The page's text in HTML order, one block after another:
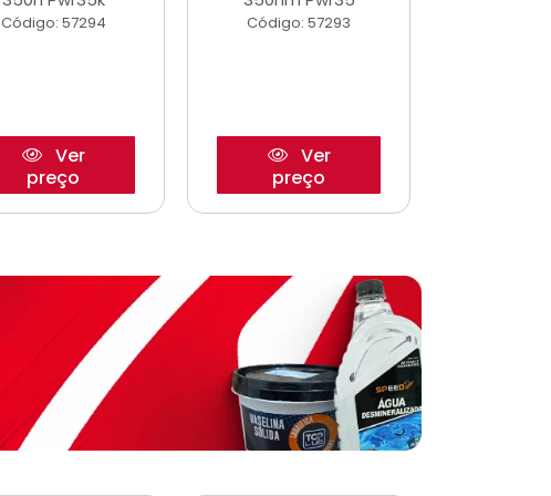
Código: 57294
Ver
preço
Código: 57293
Ver
preço